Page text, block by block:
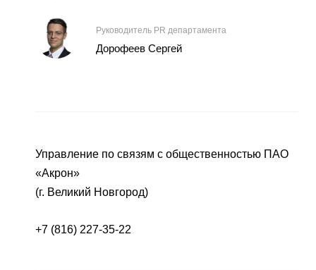
Руководитель PR департамента
Дорофеев Сергей
Управление по связям с общественностью ПАО
«Акрон»
(г. Великий Новгород)
+7 (816) 227-35-22